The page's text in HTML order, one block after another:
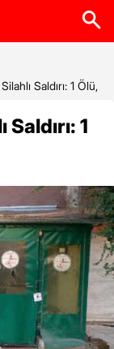
Saldırı: 1 Ölü, 4
1